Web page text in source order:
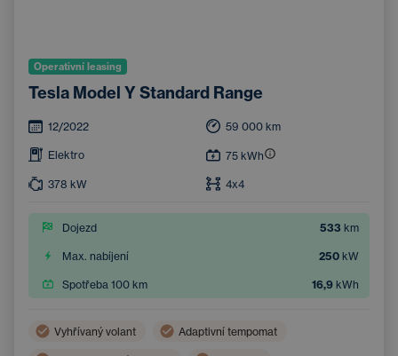
Operativní leasing
Tesla Model Y Standard Range
12/2022 59 000 km
Elektro 75 kWh
378 kW 4x4
Dojezd 533 km
Max. nabíjení 250 kW
Spotřeba 100 km 16,9 kWh
Vyhřívaný volant Adaptivní tempomat